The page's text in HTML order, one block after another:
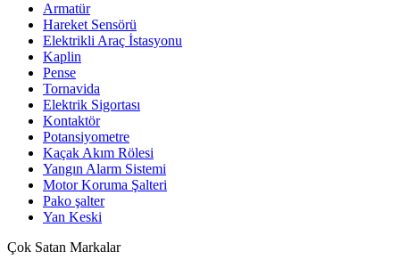
Armatür
Hareket Sensörü
Elektrikli Araç İstasyonu
Kaplin
Pense
Tornavida
Elektrik Sigortası
Kontaktör
Potansiyometre
Kaçak Akım Rölesi
Yangın Alarm Sistemi
Motor Koruma Şalteri
Pako şalter
Yan Keski
Çok Satan Markalar